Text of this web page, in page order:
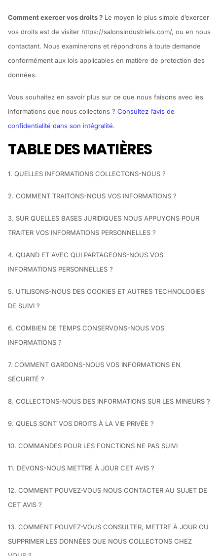
Comment exercer vos droits ? Le moyen le plus simple d’exercer
vos droits est de visiter https://salonsindustriels.com/, ou en nous
contactant. Nous examinerons et répondrons à toute demande
conformément aux lois applicables en matière de protection des
données.
Vous souhaitez en savoir plus sur ce que nous faisons avec les
informations que nous collectons ? Consultez l’avis de
confidentialité dans son intégralité.
TABLE DES MATIÈRES
1. QUELLES INFORMATIONS COLLECTONS-NOUS ?
2. COMMENT TRAITONS-NOUS VOS INFORMATIONS ?
3. SUR QUELLES BASES JURIDIQUES NOUS APPUYONS POUR
TRAITER VOS INFORMATIONS PERSONNELLES ?
4. QUAND ET AVEC QUI PARTAGEONS-NOUS VOS
INFORMATIONS PERSONNELLES ?
5. UTILISONS-NOUS DES COOKIES ET AUTRES TECHNOLOGIES
DE SUIVI ?
6. COMBIEN DE TEMPS CONSERVONS-NOUS VOS
INFORMATIONS ?
7. COMMENT GARDONS-NOUS VOS INFORMATIONS EN
SÉCURITÉ ?
8. COLLECTONS-NOUS DES INFORMATIONS SUR LES MINEURS ?
9. QUELS SONT VOS DROITS À LA VIE PRIVÉE ?
10. COMMANDES POUR LES FONCTIONS NE PAS SUIVI
11. DEVONS-NOUS METTRE À JOUR CET AVIS ?
12. COMMENT POUVEZ-VOUS NOUS CONTACTER AU SUJET DE
CET AVIS ?
13. COMMENT POUVEZ-VOUS CONSULTER, METTRE À JOUR OU
SUPPRIMER LES DONNÉES QUE NOUS COLLECTONS CHEZ